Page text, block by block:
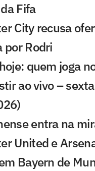
Fifa
City recusa
por Rodri
quem joga
ao vivo –
entra na
United e
Bayern de